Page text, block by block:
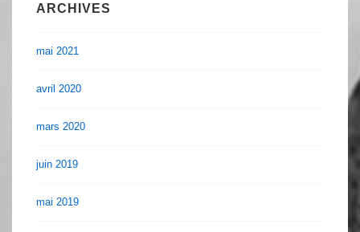
ARCHIVES
mai 2021
avril 2020
mars 2020
juin 2019
mai 2019